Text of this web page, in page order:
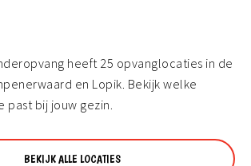
heeft 25 opvanglocaties in de
en Lopik. Bekijk welke
bij jouw gezin.
BEKIJK ALLE LOCATIES